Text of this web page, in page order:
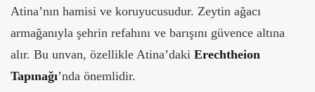
Atina’nın hamisi ve koruyucusudur. Zeytin ağacı
armağanıyla şehrin refahını ve barışını güvence altına
alır. Bu unvan, özellikle Atina’daki Erechtheion
Tapınağı’nda önemlidir.